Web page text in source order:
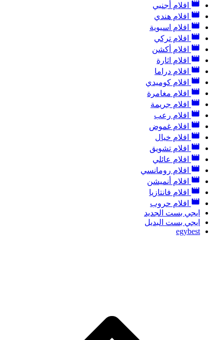
افلام أجنبي
افلام هندي
افلام اسيوية
افلام تركي
افلام أكشن
افلام اثارة
افلام دراما
افلام كوميدي
افلام مغامرة
افلام جريمة
افلام رعب
افلام غموض
افلام خيال
افلام تشويق
افلام عائلي
افلام رومانسي
افلام أنميشن
افلام فانتازيا
افلام حروب
ايجي بست الجديد
ايجي بست البديل
egybest